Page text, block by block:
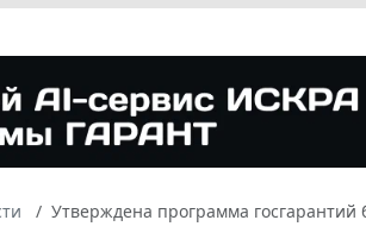
Утверждена программа